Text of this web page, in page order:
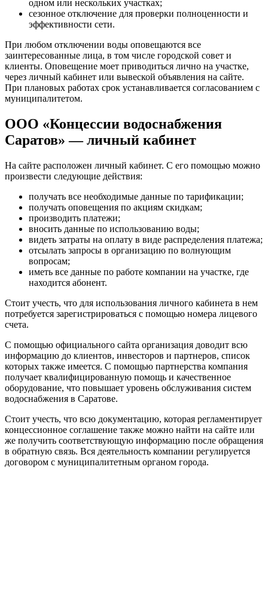
одном или нескольких участках;
сезонное отключение для проверки полноценности и
эффективности сети.
При любом отключении воды оповещаются все
заинтересованные лица, в том числе городской совет и
клиенты. Оповещение моет приводиться лично на участке,
через личный кабинет или вывеской объявления на сайте.
При плановых работах срок устанавливается согласованием с
муниципалитетом.
ООО «Концессии водоснабжения
Саратов» — личный кабинет
На сайте расположен личный кабинет. С его помощью можно
произвести следующие действия:
получать все необходимые данные по тарификации;
получать оповещения по акциям скидкам;
производить платежи;
вносить данные по использованию воды;
видеть затраты на оплату в виде распределения платежа;
отсылать запросы в организацию по волнующим
вопросам;
иметь все данные по работе компании на участке, где
находится абонент.
Стоит учесть, что для использования личного кабинета в нем
потребуется зарегистрироваться с помощью номера лицевого
счета.
С помощью официального сайта организация доводит всю
информацию до клиентов, инвесторов и партнеров, список
которых также имеется. С помощью партнерства компания
получает квалифицированную помощь и качественное
оборудование, что повышает уровень обслуживания систем
водоснабжения в Саратове.
Стоит учесть, что всю документацию, которая регламентирует
концессионное соглашение также можно найти на сайте или
же получить соответствующую информацию после обращения
в обратную связь. Вся деятельность компании регулируется
договором с муниципалитетным органом города.